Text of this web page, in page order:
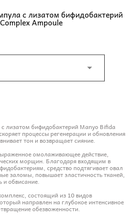
с лизатом бифидобактерий
Ampoule
бифидобактерий Manyo Bifida
процессы регенерации и обновления
тон и возвращает сияние.
омолаживающее действие,
морщин. Благодаря входящим в
средство подтягивает овал
заломы, повышает эластичность тканей,
и обвисание.
состоящий из 10 видов
направлен на глубокое интенсивное
обезвоженности.